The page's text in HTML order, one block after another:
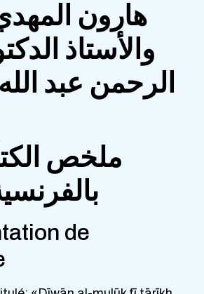
هارون
والأستاذ
الرحمن عبد
ملخص
de